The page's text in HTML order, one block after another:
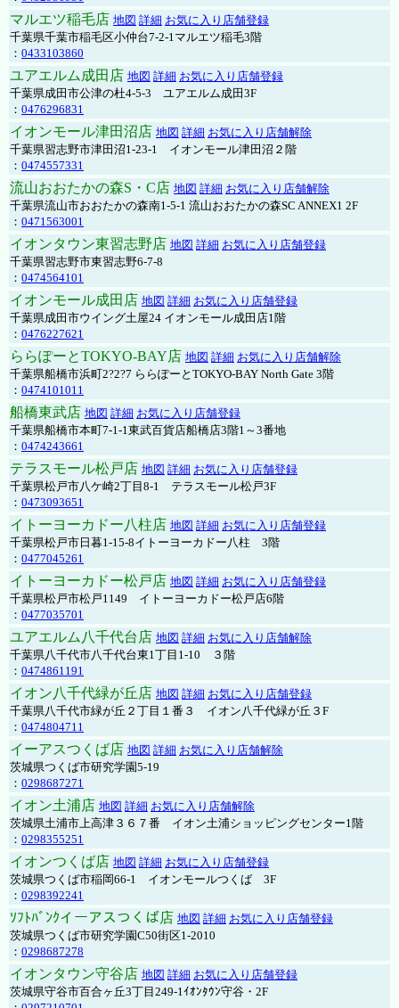
マルエツ稲毛店 地図 詳細 お気に入り店舗登録
千葉県千葉市稲毛区小仲台7-2-1マルエツ稲毛3階
： 0433103860
ユアエルム成田店 地図 詳細 お気に入り店舗登録
千葉県成田市公津の杜4-5-3 ユアエルム成田3F
： 0476296831
イオンモール津田沼店 地図 詳細 お気に入り店舗解除
千葉県習志野市津田沼1-23-1 イオンモール津田沼２階
： 0474557331
流山おおたかの森S・C店 地図 詳細 お気に入り店舗解除
千葉県流山市おおたかの森南1-5-1 流山おおたかの森SC ANNEX1 2F
： 0471563001
イオンタウン東習志野店 地図 詳細 お気に入り店舗登録
千葉県習志野市東習志野6-7-8
： 0474564101
イオンモール成田店 地図 詳細 お気に入り店舗登録
千葉県成田市ウイング土屋24 イオンモール成田店1階
： 0476227621
ららぽーとTOKYO-BAY店 地図 詳細 お気に入り店舗解除
千葉県船橋市浜町2?2?7 ららぽーとTOKYO-BAY North Gate 3階
： 0474101011
船橋東武店 地図 詳細 お気に入り店舗登録
千葉県船橋市本町7-1-1東武百貨店船橋店3階1～3番地
： 0474243661
テラスモール松戸店 地図 詳細 お気に入り店舗登録
千葉県松戸市八ケ崎2丁目8-1 テラスモール松戸3F
： 0473093651
イトーヨーカドー八柱店 地図 詳細 お気に入り店舗登録
千葉県松戸市日暮1-15-8イトーヨーカドー八柱 3階
： 0477045261
イトーヨーカドー松戸店 地図 詳細 お気に入り店舗登録
千葉県松戸市松戸1149 イトーヨーカドー松戸店6階
： 0477035701
ユアエルム八千代台店 地図 詳細 お気に入り店舗解除
千葉県八千代市八千代台東1丁目1-10 ３階
： 0474861191
イオン八千代緑が丘店 地図 詳細 お気に入り店舗登録
千葉県八千代市緑が丘２丁目１番３ イオン八千代緑が丘３F
： 0474804711
イーアスつくば店 地図 詳細 お気に入り店舗解除
茨城県つくば市研究学園5-19
： 0298687271
イオン土浦店 地図 詳細 お気に入り店舗解除
茨城県土浦市上高津３６７番 イオン土浦ショッピングセンター1階
： 0298355251
イオンつくば店 地図 詳細 お気に入り店舗登録
茨城県つくば市稲岡66-1 イオンモールつくば 3F
： 0298392241
ｿﾌﾄﾊﾞﾝｸイーアスつくば店 地図 詳細 お気に入り店舗登録
茨城県つくば市研究学園C50街区1-2010
： 0298687278
イオンタウン守谷店 地図 詳細 お気に入り店舗登録
茨城県守谷市百合ヶ丘3丁目249-1ｲｵﾝﾀｳﾝ守谷・2F